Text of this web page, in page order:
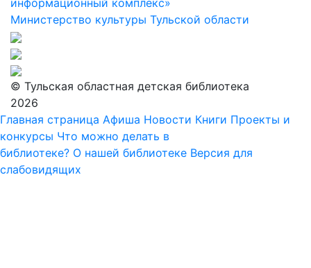
информационный комплекс»
Министерство культуры Тульской области
© Тульская областная детская библиотека
2026
Главная страница Афиша Новости Книги Проекты и
конкурсы Что можно делать в
библиотеке? О нашей библиотеке Версия для
слабовидящих